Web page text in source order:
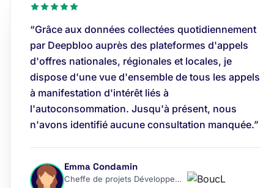
“Grâce aux données collectées quotidiennement
par Deepbloo auprès des plateformes d'appels
d'offres nationales, régionales et locales, je
dispose d'une vue d'ensemble de tous les appels
à manifestation d'intérêt liés à
l'autoconsommation. Jusqu'à présent, nous
n'avons identifié aucune consultation manquée.”
Emma Condamin
Cheffe de projets Développement